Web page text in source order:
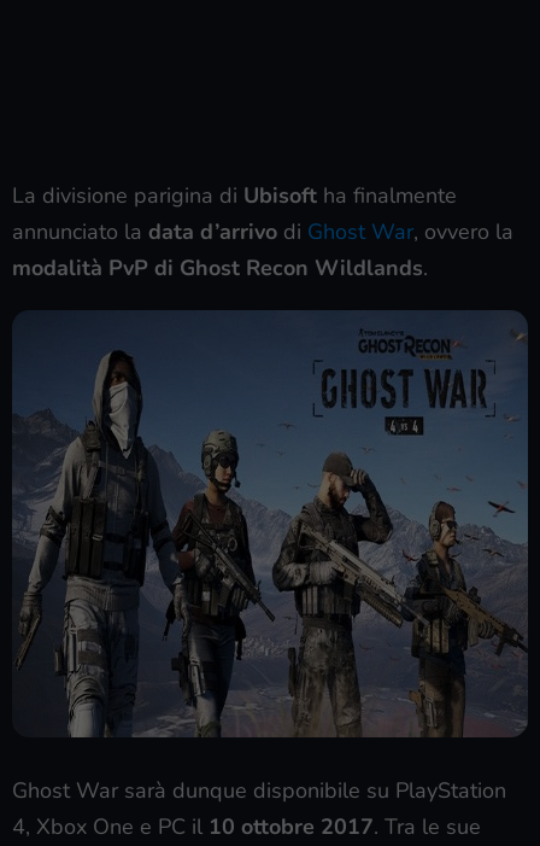
La divisione parigina di Ubisoft ha finalmente
annunciato la data d’arrivo di Ghost War, ovvero la
modalità PvP di Ghost Recon Wildlands.
Ghost War sarà dunque disponibile su PlayStation
4, Xbox One e PC il 10 ottobre 2017. Tra le sue